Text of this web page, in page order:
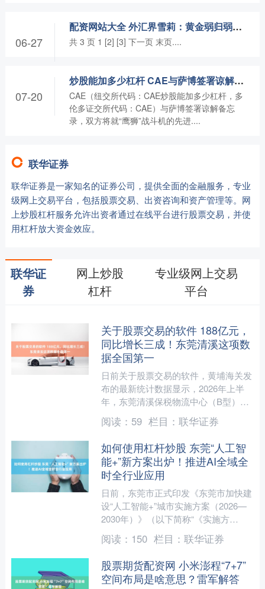
配资网站大全 外汇界雪莉：黄金弱归弱，趋势难改
共 3 页 1 [2] [3] 下一页 末页....
06-27
炒股能加多少杠杆 CAE与萨博签署谅解备忘录 就“鹰狮”战斗机综合培训及任务保障解决方案展开合作
CAE（纽交所代码：CAE炒股能加多少杠杆，多
伦多证交所代码：CAE）与萨博签署谅解备忘
录，双方将就“鹰狮”战斗机的先进....
07-20
联华证券
联华证券是一家知名的证券公司，提供全面的金融服务，专业
级网上交易平台，包括股票交易、出资咨询和资产管理等。网
上炒股杠杆服务允许出资者通过在线平台进行股票交易，并使
用杠杆放大资金效应。
联华证
券
网上炒股
杠杆
专业级网上交易
平台
关于股票交易的软件 188亿元，
同比增长三成！东莞清溪这项数
据全国第一
日前关于股票交易的软件，黄埔海关发
布的最新统计数据显示，2026年上半
年，东莞清溪保税物流中心（B型）一
线进出口货值达188亿元，同比增长
30%，位居全国同类型....
阅读： 59 栏目： 联华证券
如何使用杠杆炒股 东莞“人工智
能+”新方案出炉！推进AI全域全
时全行业应用
日前，东莞市正式印发《东莞市加快建
设“人工智能+”城市实施方案（2026—
2030年）》（以下简称“《实施方
案》”），同步配套系列保障政策，构
建算力、数据、模型....
阅读： 150 栏目： 联华证券
股票期货配资网 小米澎程“7+7”
空间布局是啥意思？雷军解答